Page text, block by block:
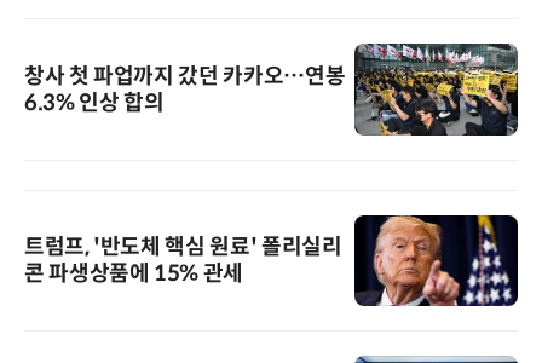
창사 첫 파업까지 갔던 카카오…연봉
6.3% 인상 합의
트럼프, '반도체 핵심 원료' 폴리실리
콘 파생상품에 15% 관세